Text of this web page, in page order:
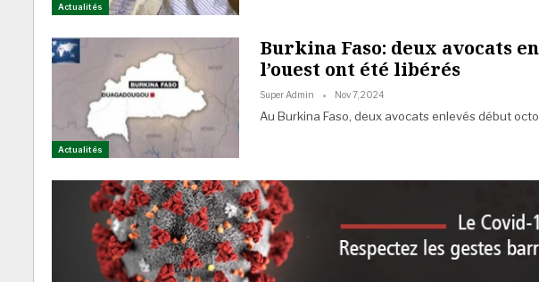
Actualités
Actualités
Burkina Faso: deux avocats
l’ouest ont été libérés
Super Admin Nov 7, 2024
Au Burkina Faso, deux avocats enlevés début